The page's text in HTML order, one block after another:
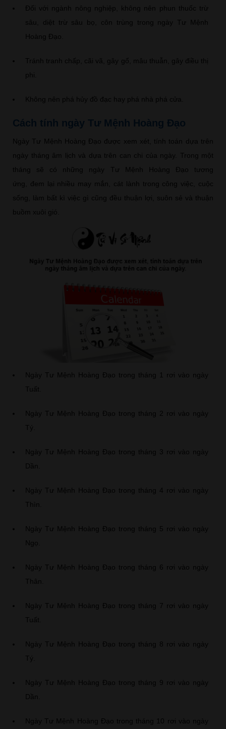
Đối với ngành nông nghiệp, không nên phun thuốc trừ
sâu, diệt trừ sâu bọ, côn trùng trong ngày Tư Mệnh
Hoàng Đạo.
Tránh tranh chấp, cãi vã, gây gổ, mâu thuẫn, gây điều thị
phi.
Không nên phá hủy đồ đạc hay phá nhà phá cửa.
Cách tính ngày Tư Mệnh Hoàng Đạo
Ngày Tư Mệnh Hoàng Đạo được xem xét, tính toán dựa trên
ngày tháng âm lịch và dựa trên can chi của ngày. Trong một
tháng sẽ có những ngày Tư Mệnh Hoàng Đạo tương
ứng, đem lại nhiều may mắn, cát lành trong công việc, cuộc
sống, làm bất kì việc gì cũng đều thuận lợi, suôn sẻ và thuận
buồm xuôi gió.
Ngày Tư Mệnh Hoàng Đạo trong tháng 1 rơi vào ngày
Tuất.
Ngày Tư Mệnh Hoàng Đạo trong tháng 2 rơi vào ngày
Tý.
Ngày Tư Mệnh Hoàng Đạo trong tháng 3 rơi vào ngày
Dần.
Ngày Tư Mệnh Hoàng Đạo trong tháng 4 rơi vào ngày
Thìn.
Ngày Tư Mệnh Hoàng Đạo trong tháng 5 rơi vào ngày
Ngọ.
Ngày Tư Mệnh Hoàng Đạo trong tháng 6 rơi vào ngày
Thân.
Ngày Tư Mệnh Hoàng Đạo trong tháng 7 rơi vào ngày
Tuất.
Ngày Tư Mệnh Hoàng Đạo trong tháng 8 rơi vào ngày
Tý.
Ngày Tư Mệnh Hoàng Đạo trong tháng 9 rơi vào ngày
Dần.
Ngày Tư Mệnh Hoàng Đạo trong tháng 10 rơi vào ngày